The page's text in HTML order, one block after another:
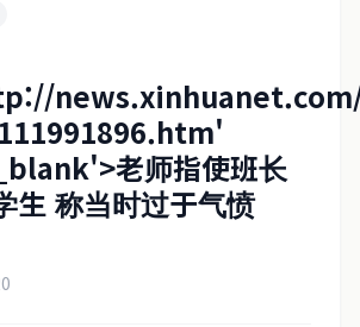
老师指使班长
生 称当时过于气愤